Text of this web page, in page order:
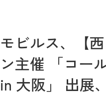
モビルス、【
ン主催 「コー
in 大阪」 出展